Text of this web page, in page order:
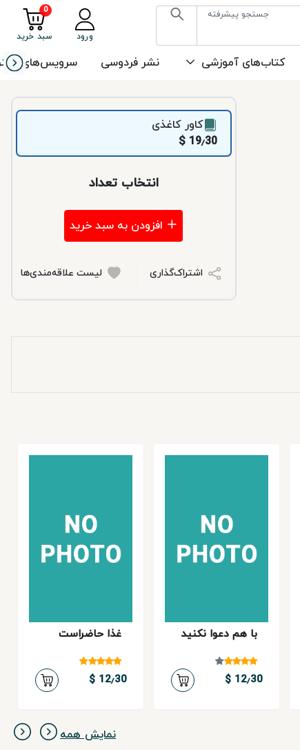
جستجو پیشرفته
ورود
0
سبد خرید
کتاب‌های آموزشی نشر فردوسی سرویس‌های
کاور کاغذی
19٫30 $
انتخاب تعداد
افزودن به سبد خرید
اشتراک‌گذاری لیست علاقه‌مندی‌ها
با هم دعوا نكنید
12٫30 $
غذا حاضراست
12٫30 $
نمایش همه